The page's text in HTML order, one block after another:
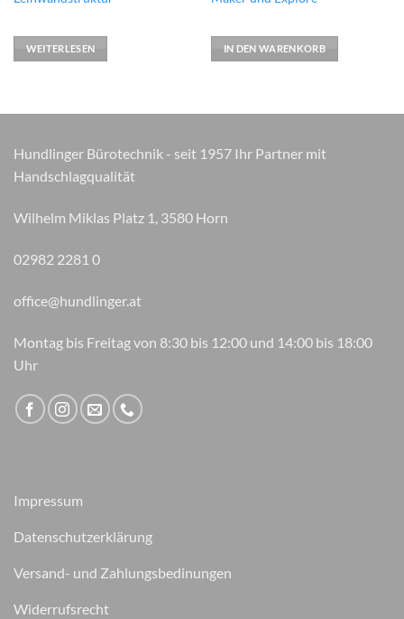
WEITERLESEN IN DEN WARENKORB
Hundlinger Bürotechnik - seit 1957 Ihr Partner mit
Handschlagqualität
Wilhelm Miklas Platz 1, 3580 Horn
02982 2281 0
office@hundlinger.at
Montag bis Freitag von 8:30 bis 12:00 und 14:00 bis 18:00
Uhr
Impressum
Datenschutzerklärung
Versand- und Zahlungsbedinungen
Widerrufsrecht